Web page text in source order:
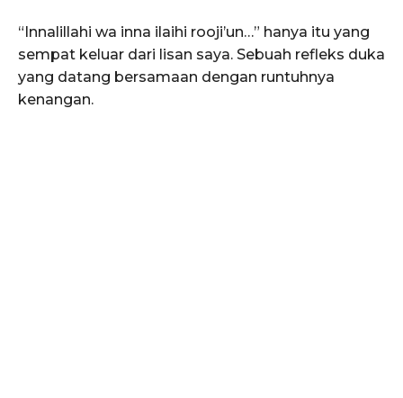
“Innalillahi wa inna ilaihi rooji’un…” hanya itu yang
sempat keluar dari lisan saya. Sebuah refleks duka
yang datang bersamaan dengan runtuhnya
kenangan.